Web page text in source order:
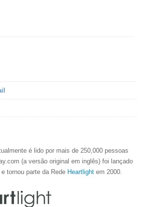
é lido por mais de 250,000 pessoas
(a versão original em inglês) foi lançado
tornou parte da Rede Heartlight em 2000.